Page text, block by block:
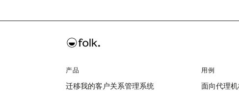
产品
迁移我的客户关系管理系统
用例
面向代理